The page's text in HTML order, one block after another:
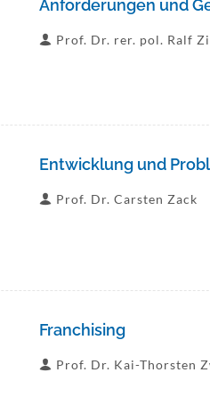
Anforderungen und
Prof. Dr. rer. pol. Ralf
Entwicklung und
Prof. Dr. Carsten Zack
Franchising
Prof. Dr. Kai-Thorsten